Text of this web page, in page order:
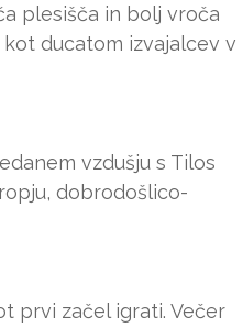
plesišča in bolj vroča
ducatom izvajalcev v
vzdušju s Tilos
dobrodošlico-
prvi začel igrati. Večer